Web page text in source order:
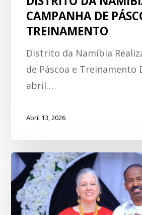
CAMPANHA DE
TREINAMENTO
Distrito da Namíbia
de Páscoa e Treinamento
abril…
Abril 13, 2026